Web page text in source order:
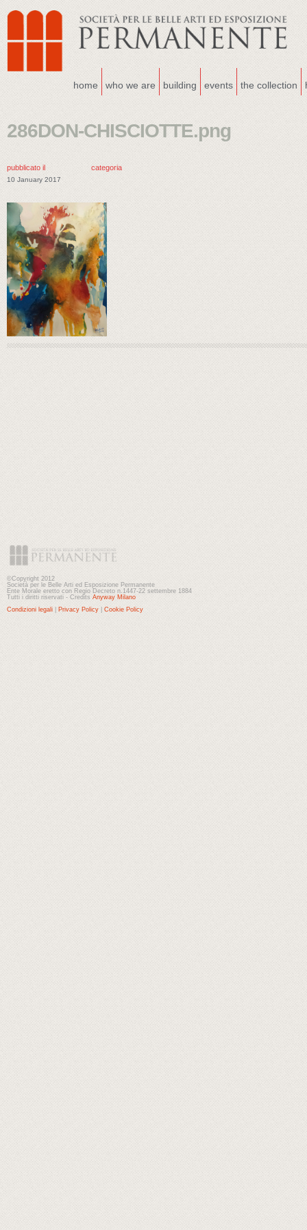
home who we are building events the collection
286DON-CHISCIOTTE.png
pubblicato il
10 January 2017
categoria
©Copyright 2012
Società per le Belle Arti ed Esposizione Permanente
Ente Morale eretto con Regio Decreto n.1447-22 settembre 1884
Tutti i diritti riservati - Credits Anyway Milano
Condizioni legali
Privacy Policy Cookie Policy